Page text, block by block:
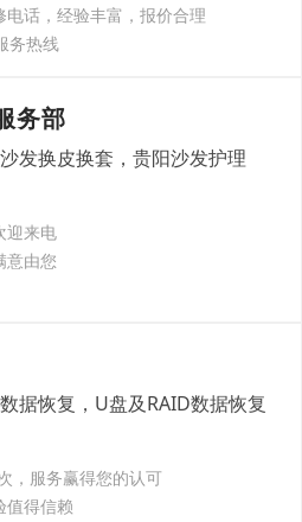
话，经验丰富，报价合理
务热线
务部
发换皮换套，贵阳沙发护理
迎来电
意由您
据恢复，U盘及RAID数据恢复
，服务赢得您的认可
值得信赖